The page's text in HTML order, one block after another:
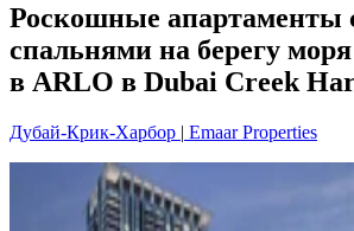
Роскошные апартаменты
спальнями на берегу
в ARLO в Dubai Creek
Дубай-Крик-Харбор | Emaar Properties